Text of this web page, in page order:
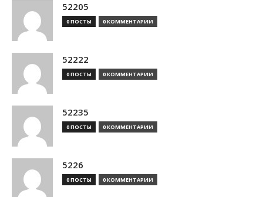
52205
0 ПОСТЫ 0 КОММЕНТАРИИ
52222
0 ПОСТЫ 0 КОММЕНТАРИИ
52235
0 ПОСТЫ 0 КОММЕНТАРИИ
5226
0 ПОСТЫ 0 КОММЕНТАРИИ